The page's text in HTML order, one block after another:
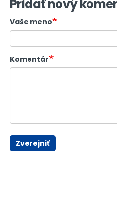
Pridať nový
Vaše meno
Komentár
Zverejniť